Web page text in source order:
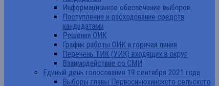
Информационное обеспечение выборов
Поступление и расходование средств
кандидатами
Решения ОИК
График работы ОИК и горячая линия
Перечень ТИК (УИК) входящих в округ
Взаимодействие со СМИ
Единый день голосования 19 сентября 2021 года
Выборы главы Первосинюхинского сельского